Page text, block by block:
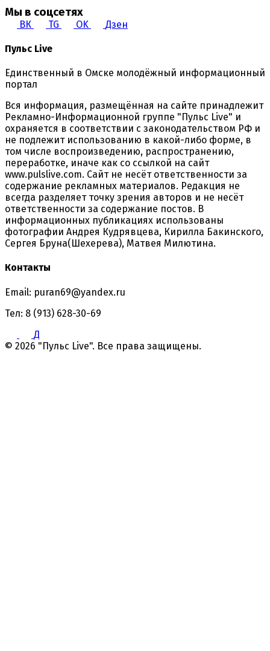
Мы в соцсетях
ВК TG OK Дзен
Пульс Live
Единственный в Омске молодёжный информационный
портал
Вся информация, размещённая на сайте принадлежит
Рекламно-Информационной группе "Пульс Live" и
охраняется в соответствии с законодательством РФ и
не подлежит использованию в какой-либо форме, в
том числе воспроизведению, распространению,
переработке, иначе как со ссылкой на сайт
www.pulslive.com. Сайт не несёт ответственности за
содержание рекламных материалов. Редакция не
всегда разделяет точку зрения авторов и не несёт
ответственности за содержание постов. В
информационных публикациях использованы
фотографии Андрея Кудрявцева, Кирилла Бакинского,
Сергея Бруна(Шехерева), Матвея Милютина.
Контакты
Email: puran69@yandex.ru
Тел: 8 (913) 628-30-69
Д
© 2026 "Пульс Live". Все права защищены.